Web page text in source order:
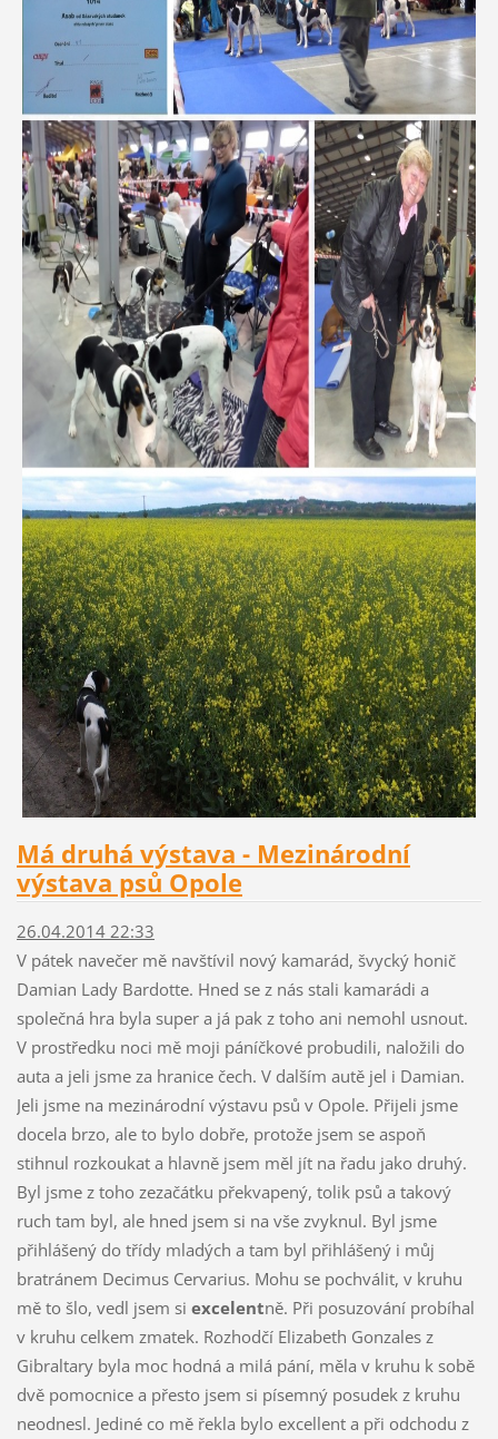
Má druhá výstava - Mezinárodní
výstava psů Opole
26.04.2014 22:33
V pátek navečer mě navštívil nový kamarád, švycký honič
Damian Lady Bardotte. Hned se z nás stali kamarádi a
společná hra byla super a já pak z toho ani nemohl usnout.
V prostředku noci mě moji páníčkové probudili, naložili do
auta a jeli jsme za hranice čech. V dalším autě jel i Damian.
Jeli jsme na mezinárodní výstavu psů v Opole. Přijeli jsme
docela brzo, ale to bylo dobře, protože jsem se aspoň
stihnul rozkoukat a hlavně jsem měl jít na řadu jako druhý.
Byl jsme z toho zezačátku překvapený, tolik psů a takový
ruch tam byl, ale hned jsem si na vše zvyknul. Byl jsme
přihlášený do třídy mladých a tam byl přihlášený i můj
bratránem Decimus Cervarius. Mohu se pochválit, v kruhu
mě to šlo, vedl jsem si excelentně. Při posuzování probíhal
v kruhu celkem zmatek. Rozhodčí Elizabeth Gonzales z
Gibraltary byla moc hodná a milá pání, měla v kruhu k sobě
dvě pomocnice a přesto jsem si písemný posudek z kruhu
neodnesl. Jediné co mě řekla bylo excellent a při odchodu z